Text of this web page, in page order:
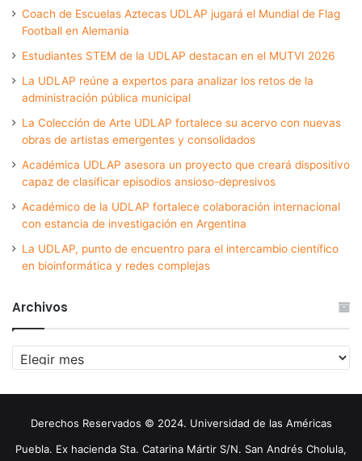
Coach de Escuelas Aztecas UDLAP jugará el Mundial de Flag
Football en Alemania
Estudiantes STEM de la UDLAP destacan en el MUTVI 2026
La UDLAP reúne a expertos para analizar los retos de la
administración pública municipal
La Colección de Arte UDLAP fortalece su acervo con nuevas
obras de artistas emergentes y consolidados
Académica UDLAP asesora un proyecto que creará dispositivo
capaz de clasificar episodios ansioso-depresivos
Académico de la UDLAP fortalece colaboración internacional
con estancia de investigación en Argentina
La UDLAP, punto de encuentro para el intercambio científico
en bioinformática y redes complejas
Archivos
Archivos
Derechos Reservados © 2024. Universidad de las Américas
Puebla. Ex hacienda Sta. Catarina Mártir S/N. San Andrés Cholula,